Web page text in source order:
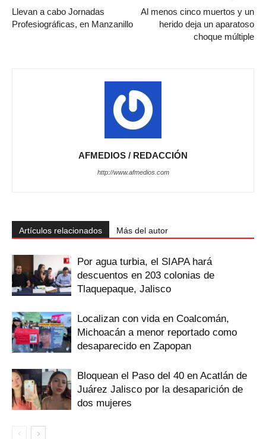
Llevan a cabo Jornadas
Profesiográficas, en Manzanillo
Al menos cinco muertos y un
herido deja un aparatoso
choque múltiple
AFMEDIOS / REDACCIÓN
http://www.afmedios.com
Artículos relacionados Más del autor
Por agua turbia, el SIAPA hará
descuentos en 203 colonias de
Tlaquepaque, Jalisco
Localizan con vida en Coalcomán,
Michoacán a menor reportado como
desaparecido en Zapopan
Bloquean el Paso del 40 en Acatlán de
Juárez Jalisco por la desaparición de
dos mujeres